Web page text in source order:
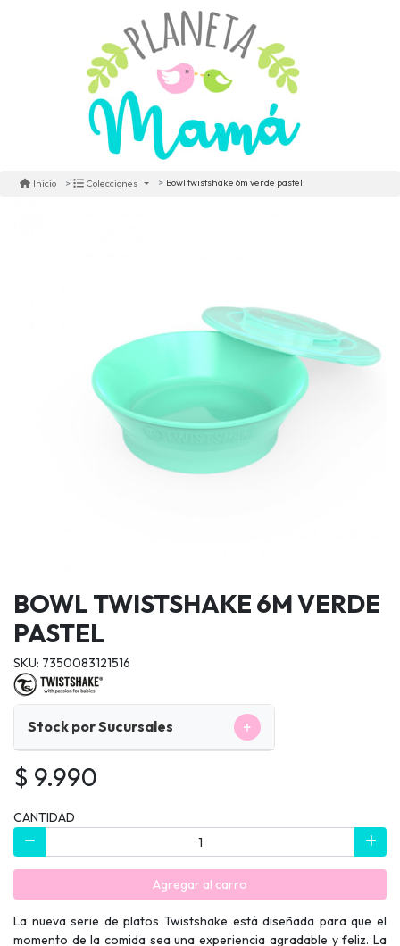
Inicio Colecciones Bowl twistshake 6m verde pastel
BOWL TWISTSHAKE 6M VERDE
PASTEL
SKU: 7350083121516
Stock por Sucursales +
$ 9.990
CANTIDAD
Agregar al carro
La nueva serie de platos Twistshake está diseñada para que el
momento de la comida sea una experiencia agradable y feliz. La